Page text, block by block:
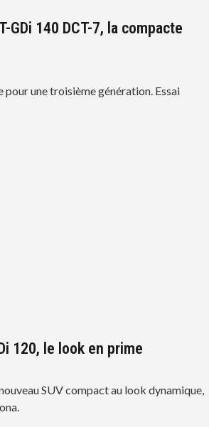
GDi 140 DCT-7, la compacte
pour une troisième génération. Essai
120, le look en prime
SUV compact au look dynamique,